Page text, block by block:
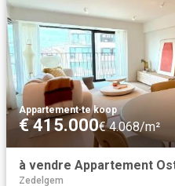
Appartement·te koop
€ 415.000€ 4.068/m²
à vendre Appartement
Zedelgem